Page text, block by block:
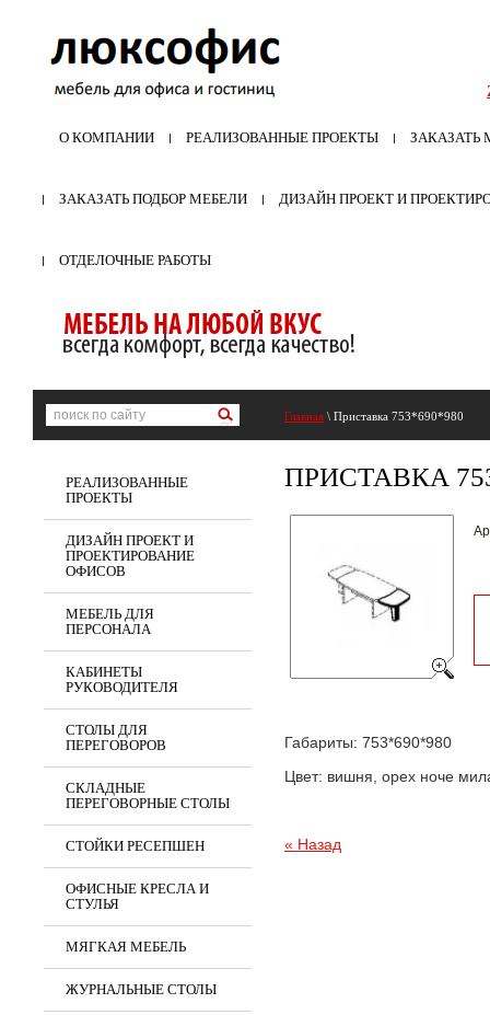
О КОМПАНИИ РЕАЛИЗОВАННЫЕ ПРОЕКТЫ ЗАКАЗАТЬ
ЗАКАЗАТЬ ПОДБОР МЕБЕЛИ ДИЗАЙН ПРОЕКТ И
ОТДЕЛОЧНЫЕ РАБОТЫ
Главная \ Приставка 753*690*980
ПРИСТАВКА
Габариты: 753*690*980
Цвет: вишня, орех ноче
« Назад
РЕАЛИЗОВАННЫЕ
ПРОЕКТЫ
ДИЗАЙН ПРОЕКТ И
ПРОЕКТИРОВАНИЕ
ОФИСОВ
МЕБЕЛЬ ДЛЯ
ПЕРСОНАЛА
КАБИНЕТЫ
РУКОВОДИТЕЛЯ
СТОЛЫ ДЛЯ
ПЕРЕГОВОРОВ
СКЛАДНЫЕ
ПЕРЕГОВОРНЫЕ СТОЛЫ
СТОЙКИ РЕСЕПШЕН
ОФИСНЫЕ КРЕСЛА И
СТУЛЬЯ
МЯГКАЯ МЕБЕЛЬ
ЖУРНАЛЬНЫЕ СТОЛЫ